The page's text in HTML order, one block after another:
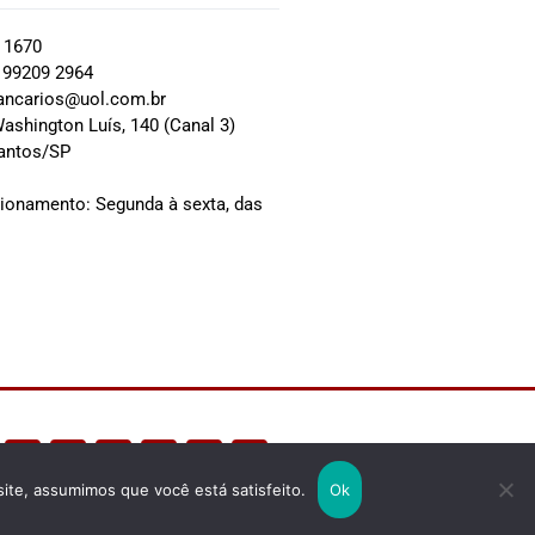
2964
Luís, 140 (Canal 3)
SP
Segunda à sexta, das
assumimos que você está satisfeito. Ok